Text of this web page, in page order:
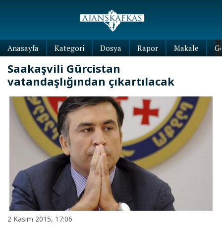
Anasayfa Kategori Dosya Rapor Makale
Saakaşvili Gürcistan
vatandaşlığından çıkartılacak
2 Kasım 2015, 17:06